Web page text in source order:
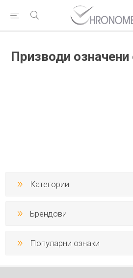
Призводи
Категории
Брендови
Популарни ознаки